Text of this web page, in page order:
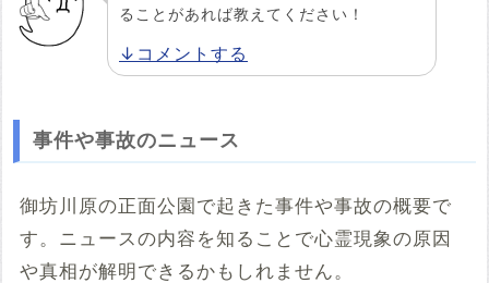
ることがあれば教えてください！
↓コメントする
事件や事故のニュース
御坊川原の正面公園で起きた事件や事故の概要で
す。ニュースの内容を知ることで心霊現象の原因
や真相が解明できるかもしれません。